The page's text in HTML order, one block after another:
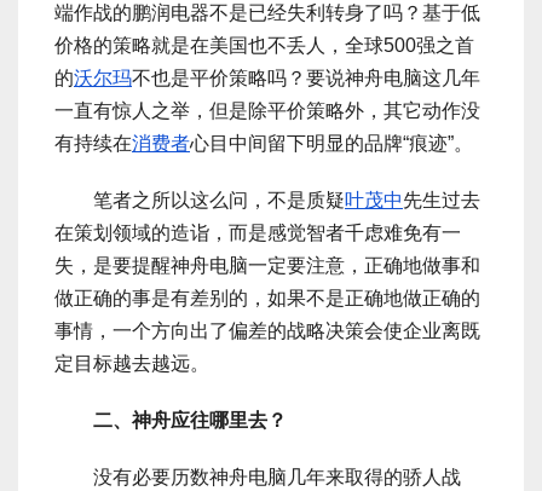
端作战的鹏润电器不是已经失利转身了吗？基于低
价格的策略就是在美国也不丢人，全球500强之首
的沃尔玛不也是平价策略吗？要说神舟电脑这几年
一直有惊人之举，但是除平价策略外，其它动作没
有持续在消费者心目中间留下明显的品牌“痕迹”。
笔者之所以这么问，不是质疑叶茂中先生过去
在策划领域的造诣，而是感觉智者千虑难免有一
失，是要提醒神舟电脑一定要注意，正确地做事和
做正确的事是有差别的，如果不是正确地做正确的
事情，一个方向出了偏差的战略决策会使企业离既
定目标越去越远。
二、神舟应往哪里去？
没有必要历数神舟电脑几年来取得的骄人战